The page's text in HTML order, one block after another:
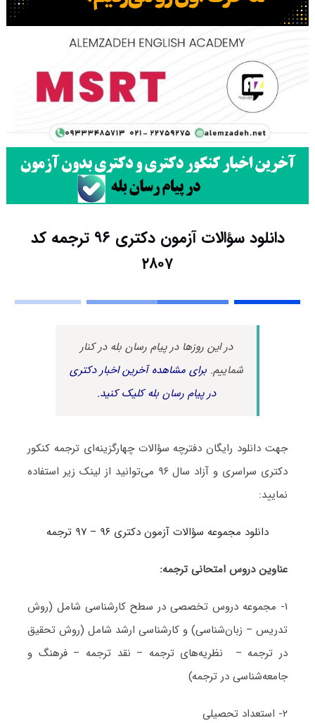
دانلود سؤالات آزمون دکتری ۹۶ ترجمه کد
۲۸۰۷
در این روزها در پیام رسان بله در کنار
شماییم.برای مشاهده آخرین اخبار دکتری
در پیام رسان بله کلیک کنید.
جهت دانلود رایگان دفترچه سؤالات چهارگزینه‌ای ترجمه کنکور
دکتری سراسری و آزاد سال ۹۶ می‌توانید از لینک زیر استفاده
نمایید:
دانلود مجموعه سؤالات آزمون دکتری ۹۶ – ۹۷ ترجمه
عناوین دروس امتحانی ترجمه:
۱- مجموعه دروس تخصصی در سطح کارشناسی شامل (روش
تدریس – زبان‌شناسی) و کارشناسی ارشد شامل (روش تحقیق
در ترجمه – نظریه‌های ترجمه – نقد ترجمه – فرهنگ و
جامعه‌شناسی در ترجمه)
۲- استعداد تحصیلی